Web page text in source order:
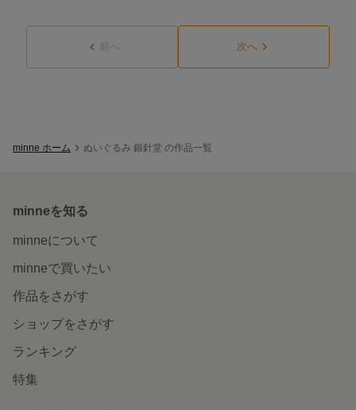
前へ 次へ
minne ホーム ぬいぐるみ 銀針堂 の作品一覧
minneを知る
minneについて
minneで買いたい
作品をさがす
ショップをさがす
ランキング
特集